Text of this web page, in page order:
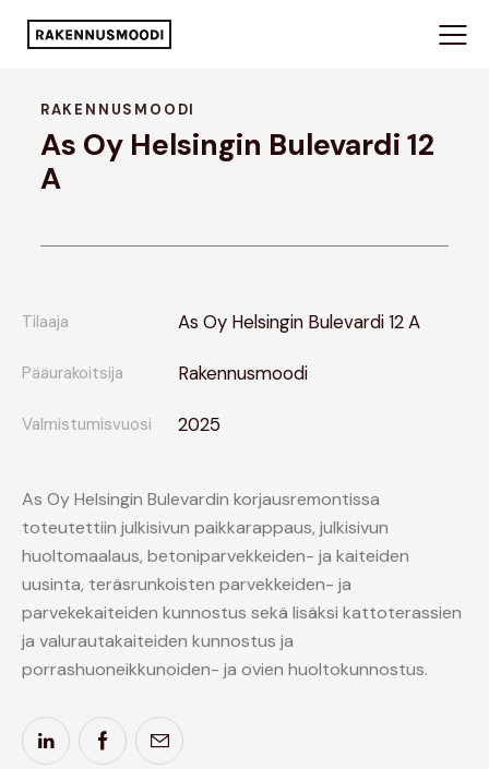
RAKENNUSMOODI
As Oy Helsingin Bulevardi 12
A
Tilaaja As Oy Helsingin Bulevardi 12 A
Pääurakoitsija Rakennusmoodi
Valmistumisvuosi 2025
As Oy Helsingin Bulevardin korjausremontissa
toteutettiin julkisivun paikkarappaus, julkisivun
huoltomaalaus, betoniparvekkeiden- ja kaiteiden
uusinta, teräsrunkoisten parvekkeiden- ja
parvekekaiteiden kunnostus sekä lisäksi kattoterassien
ja valurautakaiteiden kunnostus ja
porrashuoneikkunoiden- ja ovien huoltokunnostus.